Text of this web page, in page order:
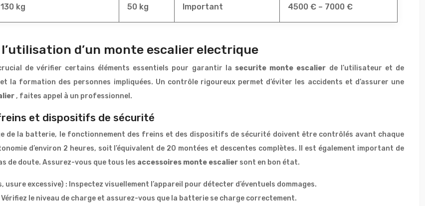
130 kg 50 kg Important 4500 € – 7000 €
d’un monte escalier electrique
de vérifier certains éléments essentiels pour garantir la securite monte escalier de l’utilisateur et de
la formation des personnes impliquées. Un contrôle rigoureux permet d’éviter les accidents et d’assurer une
, faites appel à un professionnel.
et dispositifs de sécurité
de la batterie, le fonctionnement des freins et des dispositifs de sécurité doivent être contrôlés avant chaque
d’environ 2 heures, soit l’équivalent de 20 montées et descentes complètes. Il est également important de
de doute. Assurez-vous que tous les accessoires monte escalier sont en bon état.
usure excessive) : Inspectez visuellement l’appareil pour détecter d’éventuels dommages.
le niveau de charge et assurez-vous que la batterie se charge correctement.